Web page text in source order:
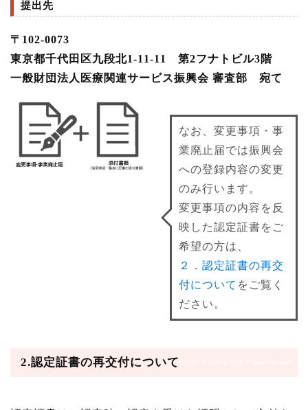
提出先
〒102-0073
東京都千代田区九段北1-11-11 第2フナトビル3階
一般財団法人医療関連サービス振興会 審査部 宛て
なお、変更事項・事
業廃止届では振興会
への登録内容の変更
のみ行います。
変更事項の内容を反
映した認定証書をご
希望の方は、
２．認定証書の再交
付について をご覧く
ださい。
2.認定証書の再交付について